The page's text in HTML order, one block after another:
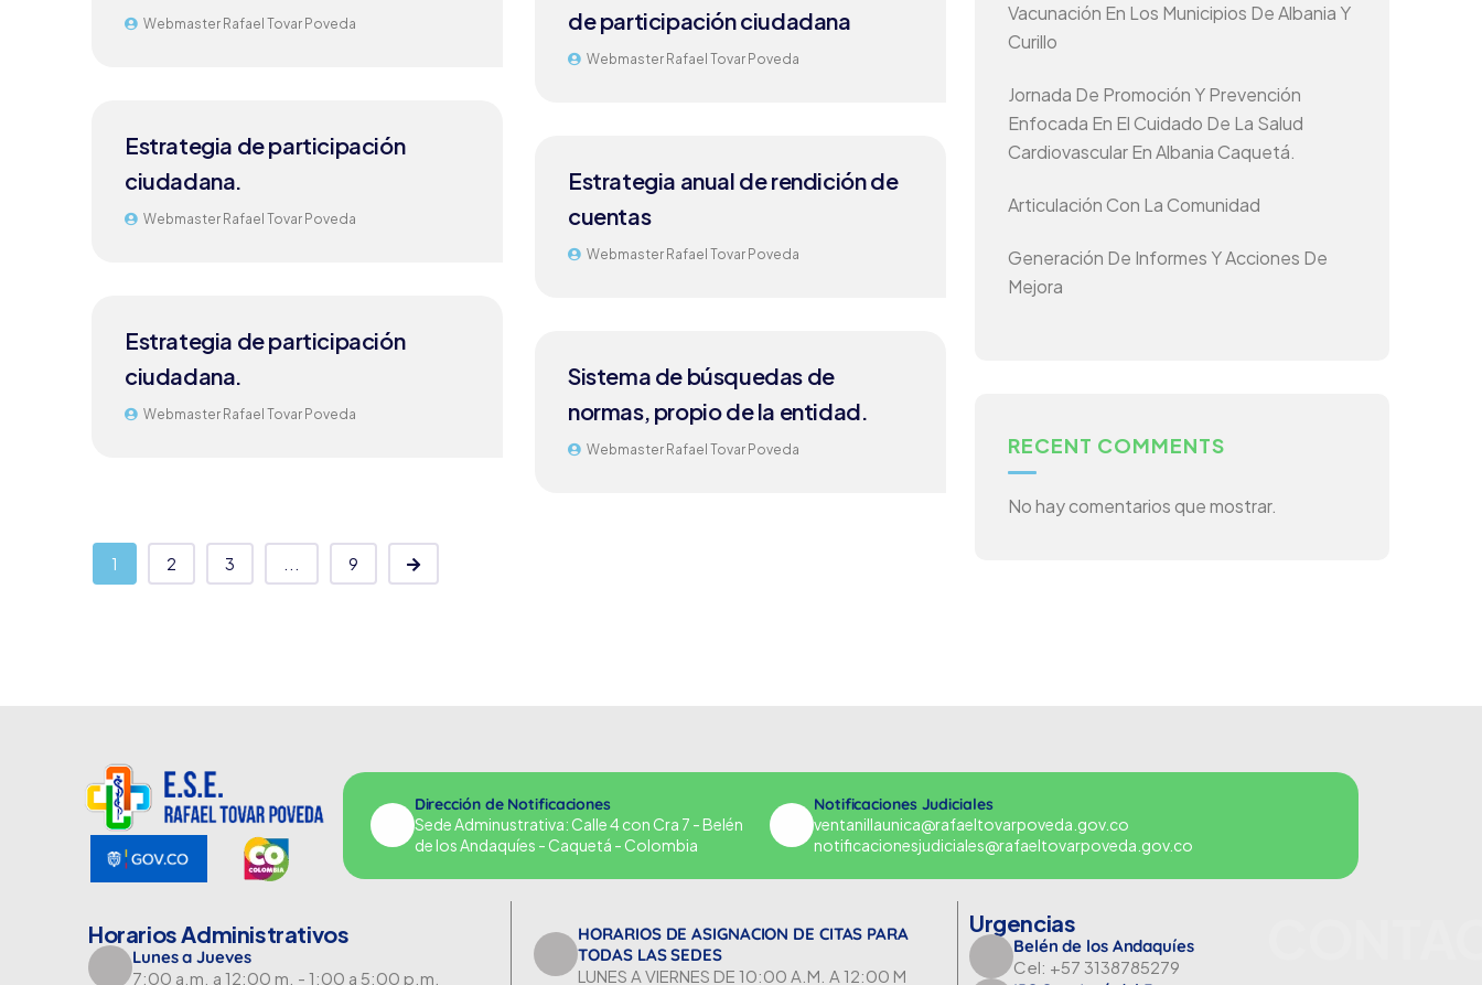
Webmaster Rafael Tovar Poveda
de participación ciudadana
Webmaster Rafael Tovar Poveda
Estrategia de participación
ciudadana.
Webmaster Rafael Tovar Poveda
Estrategia anual de rendición de
cuentas
Webmaster Rafael Tovar Poveda
Estrategia de participación
ciudadana.
Webmaster Rafael Tovar Poveda
Sistema de búsquedas de
normas, propio de la entidad.
Webmaster Rafael Tovar Poveda
1 2 3 9
Vacunación En Los Municipios De Albania Y
Curillo
Jornada De Promoción Y Prevención
Enfocada En El Cuidado De La Salud
Cardiovascular En Albania Caquetá.
Articulación Con La Comunidad
Generación De Informes Y Acciones De
Mejora
RECENT COMMENTS
No hay comentarios que mostrar.
Dirección de Notificaciones
Sede Adminustrativa: Calle 4 con Cra 7 - Belén
de los Andaquíes - Caquetá - Colombia
Notificaciones Judiciales
ventanillaunica@rafaeltovarpoveda.gov.co
notificacionesjudiciales@rafaeltovarpoveda.gov.co
Horarios Administrativos
Lunes a Jueves
7:00 a.m. a 12:00 m. - 1:00 a 5:00 p.m.
HORARIOS DE ASIGNACION DE CITAS PARA
TODAS LAS SEDES
LUNES A VIERNES DE 10:00 A.M. A 12:00 M
Urgencias
Belén de los Andaquíes
Cel: +57 3138785279